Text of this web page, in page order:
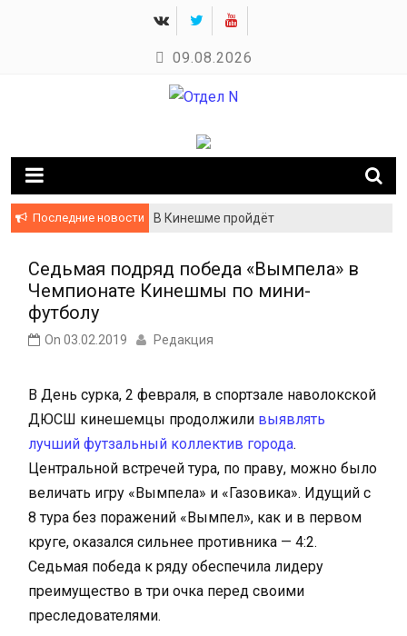
09.08.2026
Последние новости
В Кинешме пройдёт
«Своё родное»
Седьмая подряд победа «Вымпела» в
Чемпионате Кинешмы по мини-
футболу
On 03.02.2019 Редакция
В День сурка, 2 февраля, в спортзале наволокской
ДЮСШ кинешемцы продолжили выявлять
лучший футзальный коллектив города.
Центральной встречей тура, по праву, можно было
величать игру «Вымпела» и «Газовика». Идущий с
8 тура без поражений «Вымпел», как и в первом
круге, оказался сильнее противника — 4:2.
Седьмая победа к ряду обеспечила лидеру
преимущество в три очка перед своими
преследователями.